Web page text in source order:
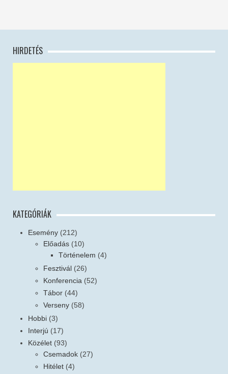
HIRDETÉS
KATEGÓRIÁK
Esemény (212)
Előadás (10)
Történelem (4)
Fesztivál (26)
Konferencia (52)
Tábor (44)
Verseny (58)
Hobbi (3)
Interjú (17)
Közélet (93)
Csemadok (27)
Hitélet (4)